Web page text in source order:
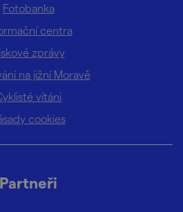
Fotobanka
centra
zprávy
na jižní Moravě
vítáni
cookies
Partneři